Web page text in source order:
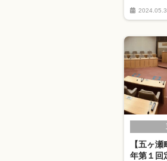
【五ヶ
年第１回